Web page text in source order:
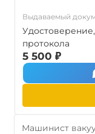
Выдаваемый
протокола
5 500 ₽
Машинист